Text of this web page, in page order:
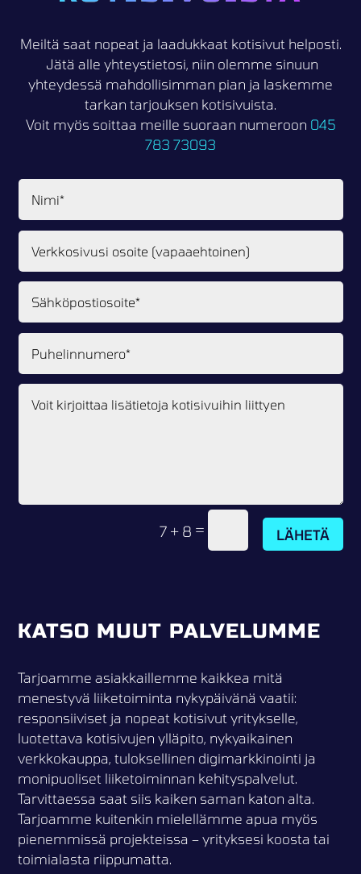
Meiltä saat nopeat ja laadukkaat kotisivut helposti.
Jätä alle yhteystietosi, niin olemme sinuun
yhteydessä mahdollisimman pian ja laskemme
tarkan tarjouksen kotisivuista.
Voit myös soittaa meille suoraan numeroon 045
783 73093
7 + 8 = LÄHETÄ
KATSO MUUT PALVELUMME
Tarjoamme asiakkaillemme kaikkea mitä
menestyvä liiketoiminta nykypäivänä vaatii:
responsiiviset ja nopeat kotisivut yritykselle,
luotettava kotisivujen ylläpito, nykyaikainen
verkkokauppa, tuloksellinen digimarkkinointi ja
monipuoliset liiketoiminnan kehityspalvelut.
Tarvittaessa saat siis kaiken saman katon alta.
Tarjoamme kuitenkin mielellämme apua myös
pienemmissä projekteissa – yrityksesi koosta tai
toimialasta riippumatta.